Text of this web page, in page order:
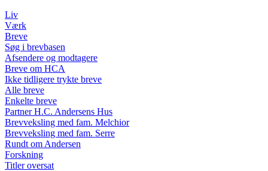
Liv
Værk
Breve
Søg i brevbasen
Afsendere og modtagere
Breve om HCA
Ikke tidligere trykte breve
Alle breve
Enkelte breve
Partner H.C. Andersens Hus
Brevveksling med fam. Melchior
Brevveksling med fam. Serre
Rundt om Andersen
Forskning
Titler oversat